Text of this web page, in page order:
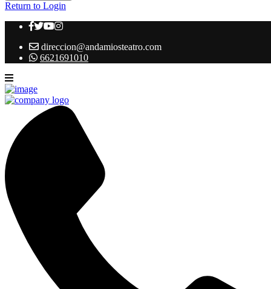
Return to Login
direccion@andamiosteatro.com
6621691010